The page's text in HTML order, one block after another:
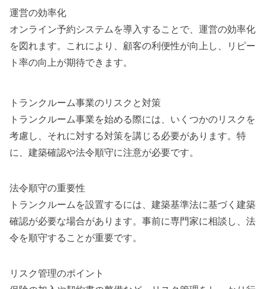
運営の効率化
オンライン予約システムを導入することで、運営の効率化
を図れます。これにより、顧客の利便性が向上し、リピー
ト率の向上が期待できます。
トランクルーム事業のリスクと対策
トランクルーム事業を始める際には、いくつかのリスクを
考慮し、それに対する対策を講じる必要があります。特
に、建築確認や法令順守に注意が必要です。
法令順守の重要性
トランクルームを設置するには、建築基準法に基づく建築
確認が必要な場合があります。事前に専門家に相談し、法
令を順守することが重要です。
リスク管理のポイント